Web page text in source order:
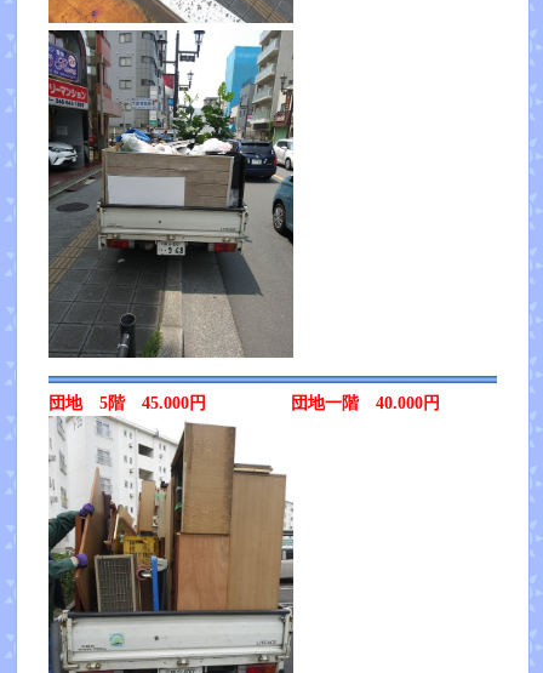
団地 5階 45.000円 団地一階 40.000円